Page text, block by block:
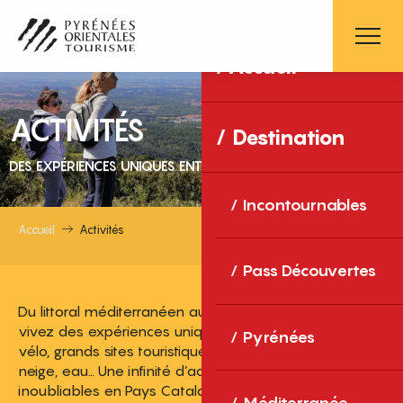
contenu
principal
Accueil
Destination
Incontournables
Pass Découvertes
Pyrénées
ACTIVITÉS
DES EXPÉRIENCES UNIQUES ENTRE MER ET MONTAGNE
Accueil Activités
Du littoral méditerranéen aux sommets pyrénéens,
vivez des expériences uniques : balades, randonnées,
vélo, grands sites touristiques, gastronomie, bien-être,
neige, eau… Une infinité d’activités pour des souvenirs
inoubliables en Pays Catalan !